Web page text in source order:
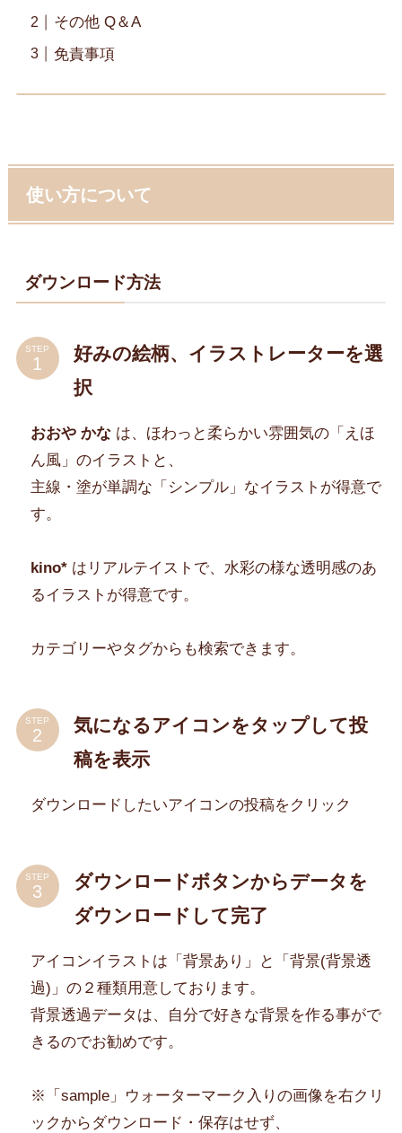
その他 Q＆A
免責事項
使い方について
ダウンロード方法
STEP
好みの絵柄、イラストレーターを選
択
おおや かなは、ほわっと柔らかい雰囲気の「えほ
ん風」のイラストと、
主線・塗が単調な「シンプル」なイラストが得意で
す。
kino*はリアルテイストで、水彩の様な透明感のあ
るイラストが得意です。
カテゴリーやタグからも検索できます。
STEP
気になるアイコンをタップして投
稿を表示
ダウンロードしたいアイコンの投稿をクリック
STEP
ダウンロードボタンからデータを
ダウンロードして完了
アイコンイラストは「背景あり」と「背景(背景透
過)」の２種類用意しております。
背景透過データは、自分で好きな背景を作る事がで
きるのでお勧めです。
※「sample」ウォーターマーク入りの画像を右クリ
ックからダウンロード・保存はせず、